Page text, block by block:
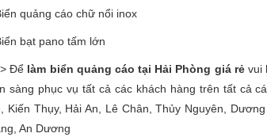
quảng cáo chữ nổi inox
bạt pano tấm lớn
Để làm biển quảng cáo tại Hải Phòng giá rẻvui
sàng phục vụ tất cả các khách hàng trên tất cả
Kiến Thụy, Hải An, Lê Chân, Thủy Nguyên,
An Dương